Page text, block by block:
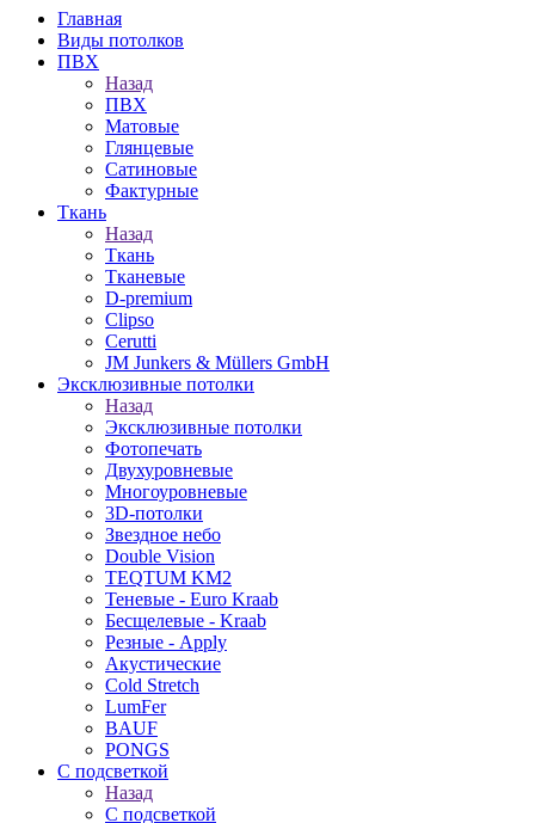
Главная
Виды потолков
ПВХ
Назад
ПВХ
Матовые
Глянцевые
Сатиновые
Фактурные
Ткань
Назад
Ткань
Тканевые
D-premium
Clipso
Cerutti
JM Junkers & Müllers GmbH
Эксклюзивные потолки
Назад
Эксклюзивные потолки
Фотопечать
Двухуровневые
Многоуровневые
3D-потолки
Звездное небо
Double Vision
TEQTUM KM2
Теневые - Euro Kraab
Бесщелевые - Kraab
Резные - Apply
Акустические
Cold Stretch
LumFer
BAUF
PONGS
С подсветкой
Назад
С подсветкой